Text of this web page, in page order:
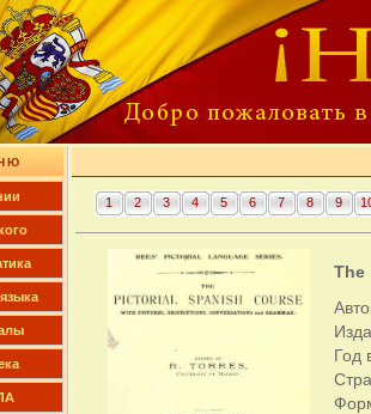
1 2 3 4 5 6 7 8 9
The
Год